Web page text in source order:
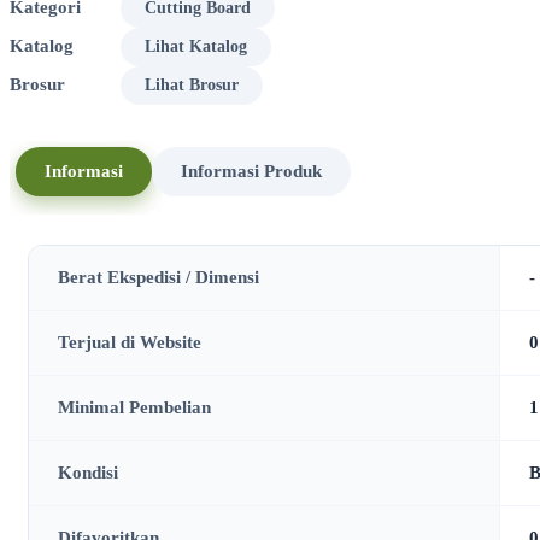
Kategori Cutting Board
Katalog Lihat Katalog
Brosur Lihat Brosur
Informasi Informasi Produk
Berat Ekspedisi / Dimensi -
Terjual di Website 0
Minimal Pembelian 1
Kondisi